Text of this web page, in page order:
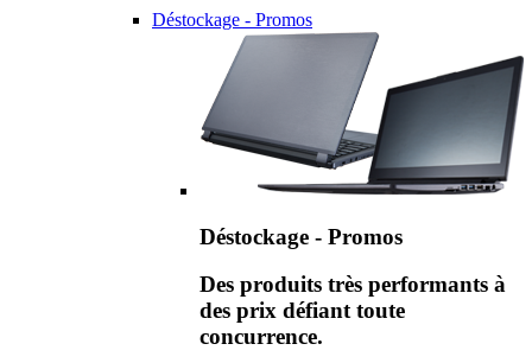
Déstockage - Promos
Déstockage - Promos
Des produits très performants à
des prix défiant toute
concurrence.